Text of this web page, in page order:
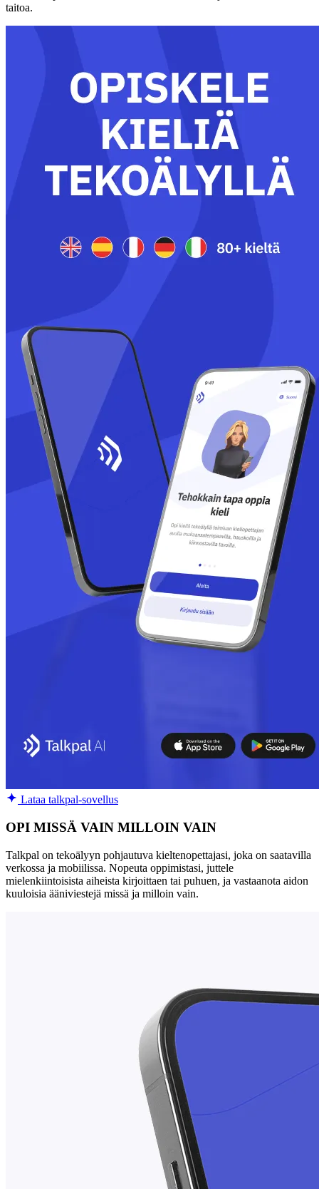
taitoa.
Lataa talkpal-sovellus
OPI MISSÄ VAIN MILLOIN VAIN
Talkpal on tekoälyyn pohjautuva kieltenopettajasi, joka on saatavilla
verkossa ja mobiilissa. Nopeuta oppimistasi, juttele
mielenkiintoisista aiheista kirjoittaen tai puhuen, ja vastaanota aidon
kuuloisia ääniviestejä missä ja milloin vain.